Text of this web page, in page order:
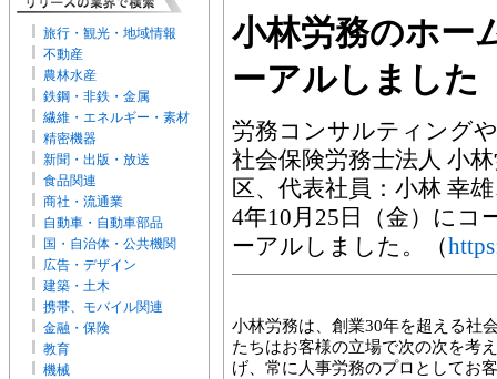
旅行・観光・地域情報
不動産
農林水産
鉄鋼・非鉄・金属
繊維・エネルギー・素材
精密機器
新聞・出版・放送
食品関連
商社・流通業
自動車・自動車部品
国・自治体・公共機関
広告・デザイン
建築・土木
携帯、モバイル関連
金融・保険
教育
機械
小林労務のホー
ーアルしました
労務コンサルティング
社会保険労務士法人 小
区、代表社員：小林 幸
4年10月25日（金）に
ーアルしました。（
小林労務は、創業30年を超える社
たちはお客様の立場で次の次を考
げ、常に人事労務のプロとしてお